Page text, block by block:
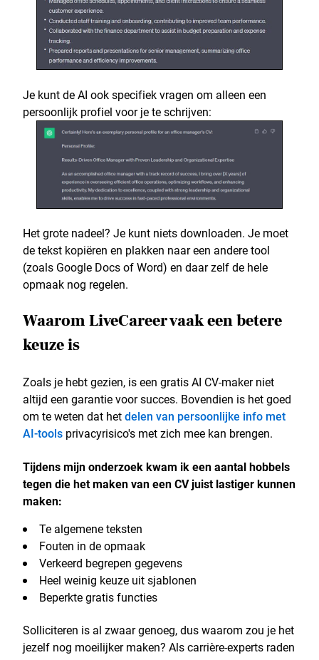
Je kunt de AI ook specifiek vragen om alleen een
persoonlijk profiel voor je te schrijven:
Het grote nadeel? Je kunt niets downloaden. Je moet
de tekst kopiëren en plakken naar een andere tool
(zoals Google Docs of Word) en daar zelf de hele
opmaak nog regelen.
Waarom LiveCareer vaak een betere
keuze is
Zoals je hebt gezien, is een gratis AI CV-maker niet
altijd een garantie voor succes. Bovendien is het goed
om te weten dat hetdelen van persoonlijke info met
AI-tools privacyrisico's met zich mee kan brengen.
Tijdens mijn onderzoek kwam ik een aantal hobbels
tegen die het maken van een CV juist lastiger kunnen
maken:
Te algemene teksten
Fouten in de opmaak
Verkeerd begrepen gegevens
Heel weinig keuze uit sjablonen
Beperkte gratis functies
Solliciteren is al zwaar genoeg, dus waarom zou je het
jezelf nog moeilijker maken? Als carrière-experts raden